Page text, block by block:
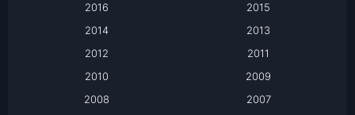
Based on a True Story เรื่องจริง
2016
2015
2014
2013
2012
2011
2010
2009
2008
2007